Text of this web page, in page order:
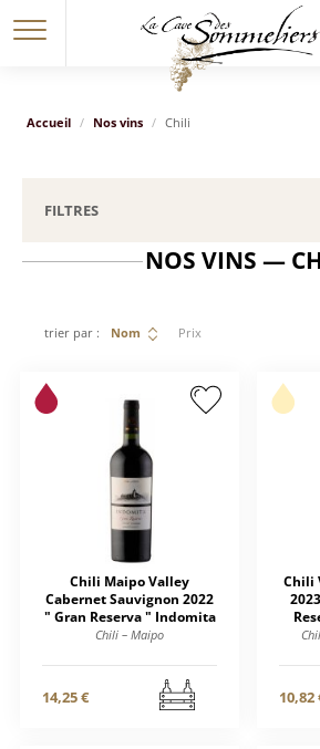
Accueil Nos vins Chili
FILTRES
NOS VINS —
trier par : Nom Prix
Chili Maipo Valley
Cabernet Sauvignon 2022
" Gran Reserva " Indomita
Chili – Maipo
14,25 €
Chili
10,82